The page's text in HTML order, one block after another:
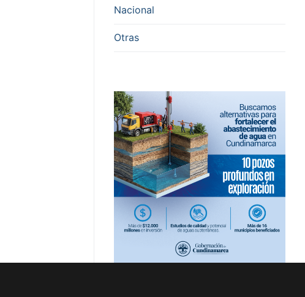
Nacional
Otras